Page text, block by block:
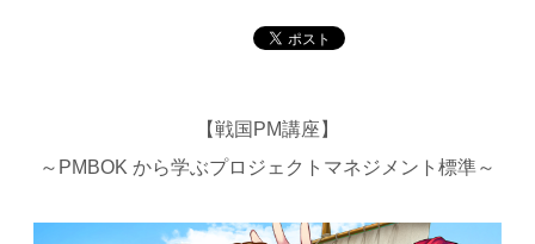
【戦国PM講座】
～PMBOK から学ぶプロジェクトマネジメント標準～